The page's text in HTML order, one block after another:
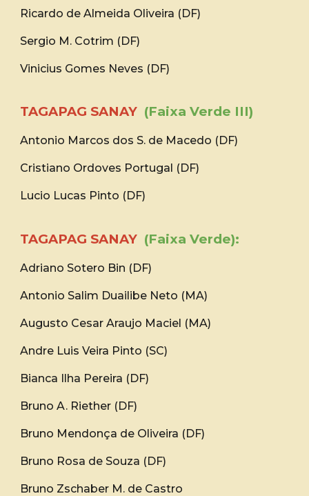
Ricardo de Almeida Oliveira (DF)
Sergio M. Cotrim (DF)
Vinicius Gomes Neves (DF)
TAGAPAG SANAY (Faixa Verde III)
Antonio Marcos dos S. de Macedo (DF)
Cristiano Ordoves Portugal (DF)
Lucio Lucas Pinto (DF)
TAGAPAG SANAY (Faixa Verde):
Adriano Sotero Bin (DF)
Antonio Salim Duailibe Neto (MA)
Augusto Cesar Araujo Maciel (MA)
Andre Luis Veira Pinto (SC)
Bianca Ilha Pereira (DF)
Bruno A. Riether (DF)
Bruno Mendonça de Oliveira (DF)
Bruno Rosa de Souza (DF)
Bruno Zschaber M. de Castro